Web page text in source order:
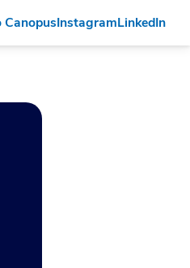
CanopusInstagramLinkedIn